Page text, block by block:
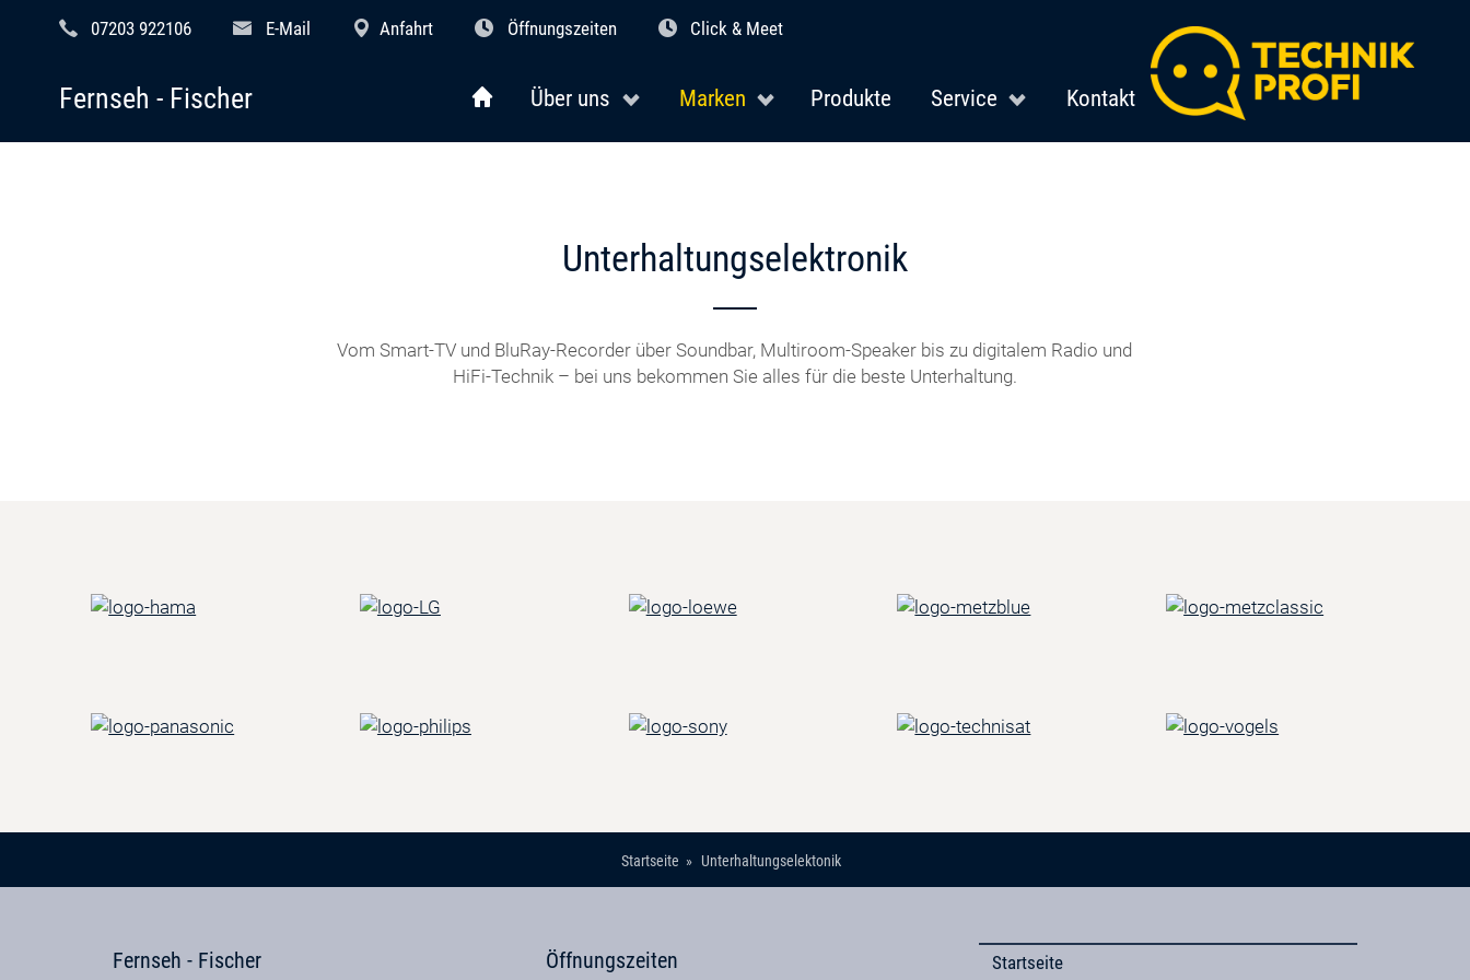
07203 922106 E-Mail Anfahrt Öffnungszeiten Click & Meet
Über uns Marken Produkte Service Kontakt
Fernseh - Fischer
Unterhaltungselektronik
Vom Smart-TV und BluRay-Recorder über Soundbar, Multiroom-Speaker bis zu digitalem Radio und
HiFi-Technik – bei uns bekommen Sie alles für die beste Unterhaltung.
Startseite Unterhaltungselektonik
Fernseh - Fischer Öffnungszeiten Startseite